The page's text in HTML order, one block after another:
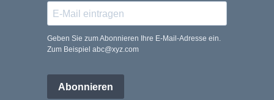
Geben Sie zum Abonnieren Ihre E-Mail-Adresse ein.
Zum Beispiel abc@xyz.com
Abonnieren